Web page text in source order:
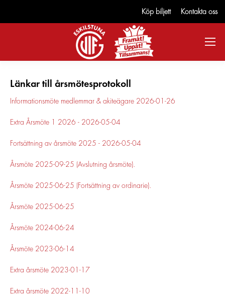
Köp biljett Kontakta oss
Länkar till årsmötesprotokoll
Informationsmöte medlemmar & akiteägare 2026-01-26
Extra Årsmöte 1 2026 - 2026-05-04
Fortsättning av årsmöte 2025 - 2026-05-04
Årsmöte 2025-09-25 (Avslutning årsmöte).
Årsmöte 2025-06-25 (Fortsättning av ordinarie).
Årsmöte 2025-06-25
Årsmöte 2024-06-24
Årsmöte 2023-06-14
Extra årsmöte 2023-01-17
Extra årsmöte 2022-11-10